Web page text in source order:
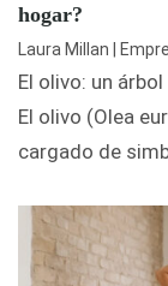
hogar?
Laura Millan |
El olivo: un
El olivo (Olea
cargado de